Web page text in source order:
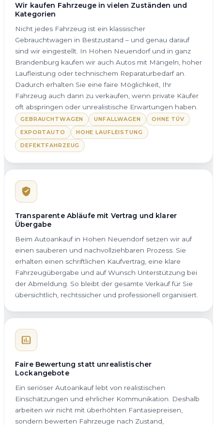
Wir kaufen Fahrzeuge in vielen Zuständen und
Kategorien
Nicht jedes Fahrzeug ist ein klassischer
Gebrauchtwagen in Bestzustand – und genau darauf
sind wir eingestellt. In Hohen Neuendorf und in ganz
Brandenburg kaufen wir auch Autos mit Mängeln, hoher
Laufleistung oder technischem Reparaturbedarf an.
Dadurch erhalten Sie eine faire Möglichkeit, Ihr
Fahrzeug auch dann zu verkaufen, wenn private Käufer
oft abspringen oder unrealistische Erwartungen haben.
GEBRAUCHTWAGEN UNFALLWAGEN
OHNE TÜV
EXPORTAUTO
HOHE LAUFLEISTUNG
DEFEKTFAHRZEUG
Transparente Abläufe mit Vertrag und klarer
Übergabe
Beim Autoankauf in Hohen Neuendorf setzen wir auf
einen sauberen und nachvollziehbaren Prozess. Sie
erhalten einen schriftlichen Kaufvertrag, eine klare
Fahrzeugübergabe und auf Wunsch Unterstützung bei
der Abmeldung. So bleibt der gesamte Verkauf für Sie
übersichtlich, rechtssicher und professionell organisiert.
Faire Bewertung statt unrealistischer
Lockangebote
Ein seriöser Autoankauf lebt von realistischen
Einschätzungen und ehrlicher Kommunikation. Deshalb
arbeiten wir nicht mit überhöhten Fantasiepreisen,
sondern bewerten Fahrzeuge nach Zustand,